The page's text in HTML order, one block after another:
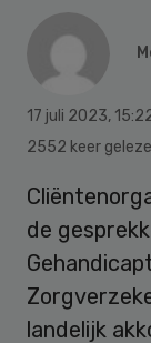
17 juli 2023,
2552 keer
de
landelijk